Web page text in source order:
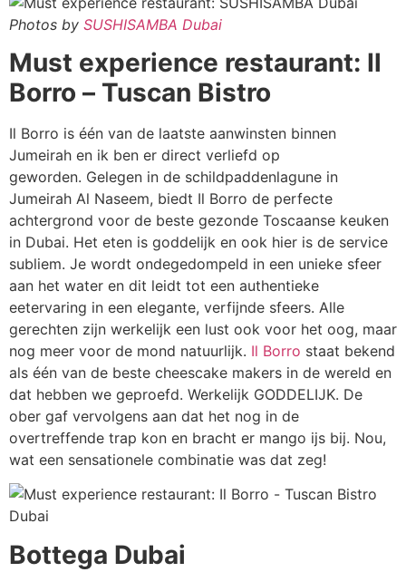
Photos by SUSHISAMBA Dubai
Must experience restaurant: Il
Borro – Tuscan Bistro
Il Borro is één van de laatste aanwinsten binnen
Jumeirah en ik ben er direct verliefd op
geworden. Gelegen in de schildpaddenlagune in
Jumeirah Al Naseem, biedt Il Borro de perfecte
achtergrond voor de beste gezonde Toscaanse keuken
in Dubai. Het eten is goddelijk en ook hier is de service
subliem. Je wordt ondegedompeld in een unieke sfeer
aan het water en dit leidt tot een authentieke
eetervaring in een elegante, verfijnde sfeers. Alle
gerechten zijn werkelijk een lust ook voor het oog, maar
nog meer voor de mond natuurlijk. Il Borro staat bekend
als één van de beste cheescake makers in de wereld en
dat hebben we geproefd. Werkelijk GODDELIJK. De
ober gaf vervolgens aan dat het nog in de
overtreffende trap kon en bracht er mango ijs bij. Nou,
wat een sensationele combinatie was dat zeg!
Bottega Dubai